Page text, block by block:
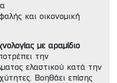
και οικονομική
με αραμίδιο
την
ελαστικού κατά την
Βοηθάει επίσης